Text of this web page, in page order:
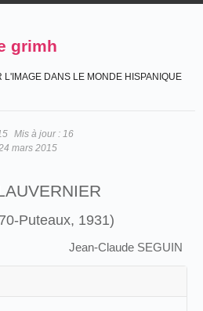
grimh
DANS LE MONDE HISPANIQUE
Mis à jour : 16
mars 2015
Puteaux, 1931)
Jean-Claude SEGUIN